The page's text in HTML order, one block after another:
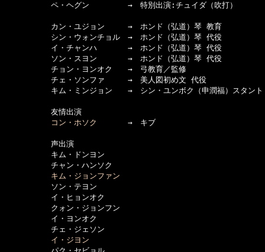
ペ・ヘグン　　　　　→　特別出演:チュイダ（吹打）
カン・ユジョン　　　→　ホンド（弘道）琴 教育
シン・ウォンチョル　→　ホンド（弘道）琴 代役
イ・チャンハ　　　　→　ホンド（弘道）琴 代役
ソン・スヨン　　　　→　ホンド（弘道）琴 代役
チョン・ヨンオク　　→　弓教育／監修
チェ・ソンファ　　　→　美人図初め文 代役
キム・ミンジョン　　→　シン・ユンボク（申潤福）スタント
友情出演
コン・ホソク
→　キブ
声出演
キム・ドンヨン
チャン・ハンソク
キム・ジョンファン
ソン・テヨン
イ・ヒョンオク
クォン・ジョンフン
イ・ヨンオク
チェ・ジェソン
イ・ジヨン